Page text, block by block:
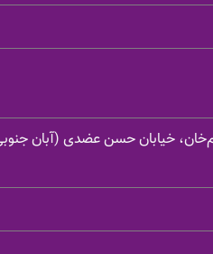
خیابان حسن عضدی (آبان